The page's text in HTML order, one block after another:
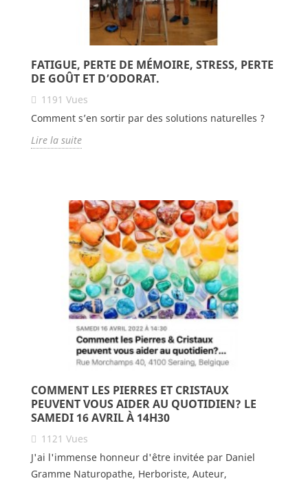
FATIGUE, PERTE DE MÉMOIRE, STRESS, PERTE
DE GOÛT ET D’ODORAT.
1191 Vues
Comment s’en sortir par des solutions naturelles ?
Lire la suite
COMMENT LES PIERRES ET CRISTAUX
PEUVENT VOUS AIDER AU QUOTIDIEN? LE
SAMEDI 16 AVRIL À 14H30
1121 Vues
J'ai l'immense honneur d'être invitée par Daniel
Gramme Naturopathe, Herboriste, Auteur,